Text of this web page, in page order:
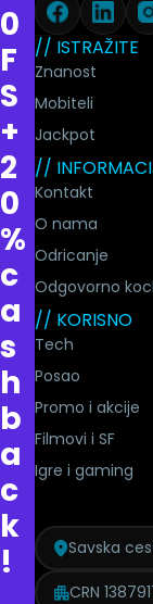
0
F
S
+
2
0
%
c
a
s
h
b
a
c
k
!
// ISTRAŽITE
Znanost
Mobiteli
Jackpot
//
Kontakt
O nama
Odricanje
Odgovorno
// KORISNO
Tech
Posao
Promo i akcije
Filmovi i SF
Igre i gaming
Savska
CRN